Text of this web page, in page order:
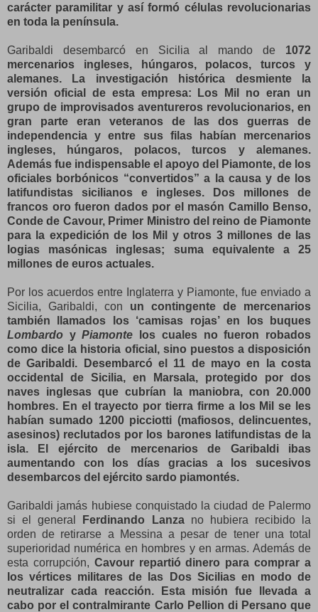
carácter paramilitar y así formó células revolucionarias
en toda la península.
Garibaldi desembarcó en Sicilia al mando de 1072
mercenarios ingleses, húngaros, polacos, turcos y
alemanes.
La investigación histórica desmiente la
versión oficial de esta empresa: Los Mil no eran un
grupo de improvisados aventureros revolucionarios, en
gran parte eran veteranos de las dos guerras de
independencia y entre sus filas habían mercenarios
ingleses, húngaros, polacos, turcos y alemanes.
Además fue indispensable el apoyo del Piamonte, de los
oficiales borbónicos “convertidos” a la causa y de los
latifundistas sicilianos e ingleses. Dos millones de
francos oro fueron dados por el masón Camillo Benso,
Conde de Cavour, Primer Ministro del reino de Piamonte
para la expedición de los Mil y otros 3 millones de las
logias masónicas inglesas; suma equivalente a 25
millones de euros actuales.
Por los acuerdos entre Inglaterra y Piamonte, fue enviado a
Sicilia, Garibaldi, con un contingente de mercenarios
también llamados los ‘camisas rojas’ en los buques
Lombardo yPiamonte los cuales no fueron robados
como dice la historia oficial, sino puestos a disposición
de Garibaldi. Desembarcó el 11 de mayo en la costa
occidental de Sicilia, en Marsala, protegido por dos
naves inglesas que cubrían la maniobra, con 20.000
hombres. En el trayecto por tierra firme a los Mil se les
habían sumado 1200 picciotti (mafiosos, delincuentes,
asesinos) reclutados por los barones latifundistas de la
isla. El ejército de mercenarios de Garibaldi ibas
aumentando con los días gracias a los sucesivos
desembarcos del ejército sardo piamontés.
Garibaldi jamás hubiese conquistado la ciudad de Palermo
si el general
Ferdinando Lanzano hubiera recibido la
orden de retirarse a Messina a pesar de tener una total
superioridad numérica en hombres y en armas. Además de
esta corrupción, Cavour repartió dinero para comprar a
los vértices militares de las Dos Sicilias en modo de
neutralizar cada reacción. Esta misión fue llevada a
cabo por el contralmirante Carlo Pellion di Persano que